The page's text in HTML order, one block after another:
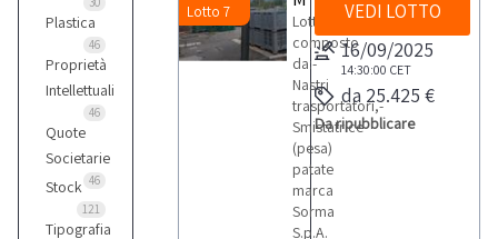
Plastica
46
Proprietà
Intellettuali
46
Quote
Societarie
46
Stock
121
Tipografia
Lotto 7
Lotto
composto
da:-
Nastri
trasportatori,-
Smistatrice
(pesa)
patate
marca
Sorma
S.p.A.
VEDI LOTTO
16/09/2025
14:30:00 CET
da 25.425 €
Da ripubblicare